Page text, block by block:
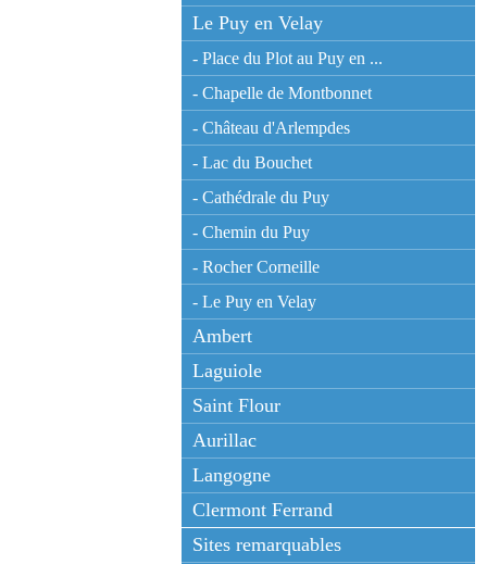
Le Puy en Velay
- Place du Plot au Puy en ...
- Chapelle de Montbonnet
- Château d'Arlempdes
- Lac du Bouchet
- Cathédrale du Puy
- Chemin du Puy
- Rocher Corneille
- Le Puy en Velay
Ambert
Laguiole
Saint Flour
Aurillac
Langogne
Clermont Ferrand
Sites remarquables